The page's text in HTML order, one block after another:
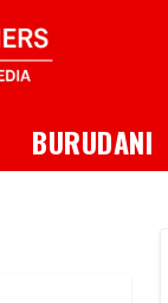
BURUDANI